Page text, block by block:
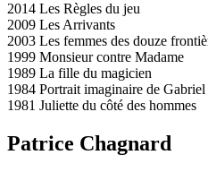
2014 Les Règles du jeu
2009 Les Arrivants
2003 Les femmes des douze
1999 Monsieur contre Madame
1989 La fille du magicien
1984 Portrait imaginaire de
1981 Juliette du côté des hommes
Patrice Chagnard